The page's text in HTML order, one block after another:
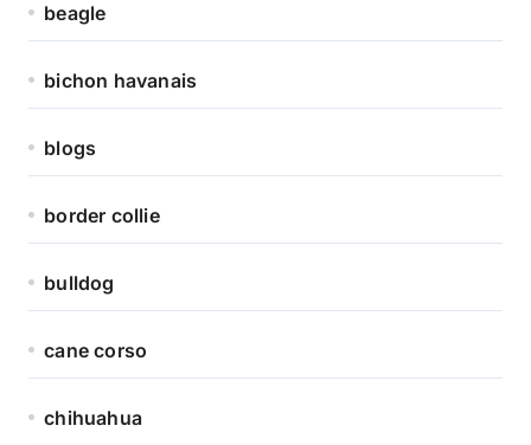
beagle
bichon havanais
blogs
border collie
bulldog
cane corso
chihuahua